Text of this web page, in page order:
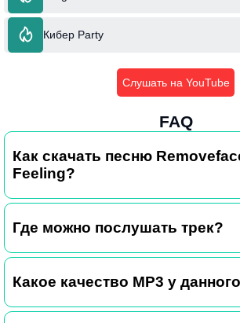
Кибер Party
Слушать на YouTube
FAQ
Как скачать песню
Feeling?
Где можно послушать трек?
Какое качество MP3 у